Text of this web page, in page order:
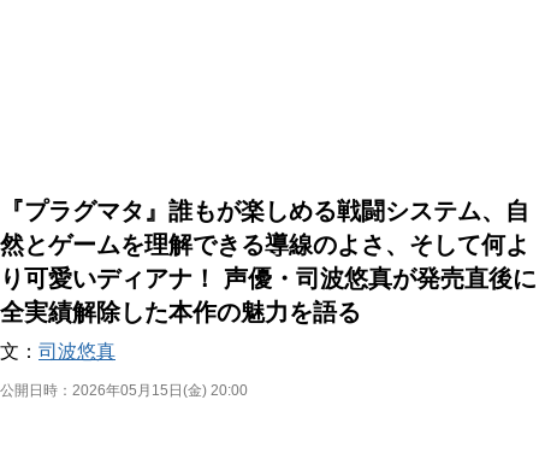
『プラグマタ』誰もが楽しめる戦闘システム、自
然とゲームを理解できる導線のよさ、そして何よ
り可愛いディアナ！ 声優・司波悠真が発売直後に
全実績解除した本作の魅力を語る
文： 司波悠真
公開日時： 2026年05月15日(金) 20:00